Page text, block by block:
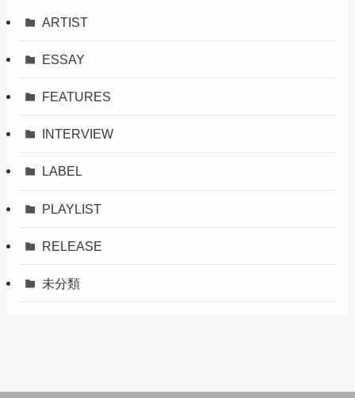
ARTIST
ESSAY
FEATURES
INTERVIEW
LABEL
PLAYLIST
RELEASE
未分類